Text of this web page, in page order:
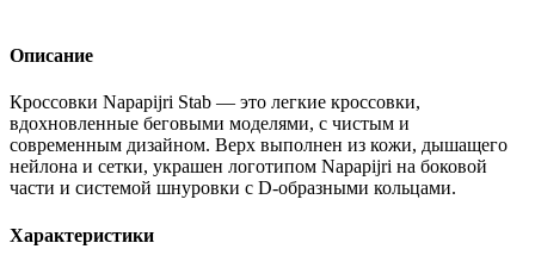
Описание
Кроссовки Napapijri Stab — это легкие кроссовки,
вдохновленные беговыми моделями, с чистым и
современным дизайном. Верх выполнен из кожи, дышащего
нейлона и сетки, украшен логотипом Napapijri на боковой
части и системой шнуровки с D-образными кольцами.
Характеристики